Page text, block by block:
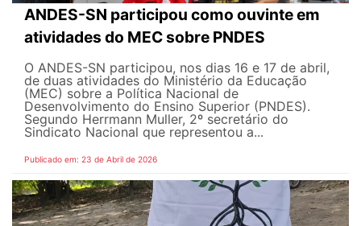
ANDES-SN participou como ouvinte em
atividades do MEC sobre PNDES
O ANDES-SN participou, nos dias 16 e 17 de abril,
de duas atividades do Ministério da Educação
(MEC) sobre a Política Nacional de
Desenvolvimento do Ensino Superior (PNDES).
Segundo Herrmann Muller, 2º secretário do
Sindicato Nacional que representou a...
Publicado em: 23 de Abril de 2026